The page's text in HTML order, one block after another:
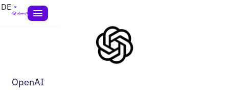
DE
OpenAI